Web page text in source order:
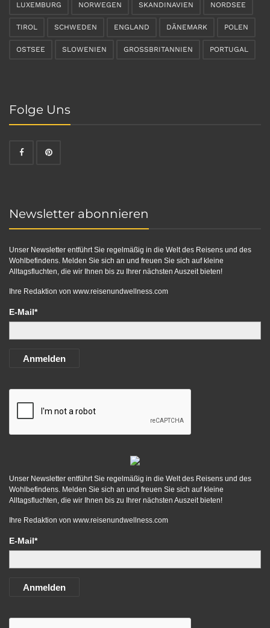
LUXEMBURG NORWEGEN SKANDINAVIEN NORDSEE
TIROL SCHWEDEN ENGLAND DÄNEMARK POLEN
OSTSEE SLOWENIEN GROSSBRITANNIEN PORTUGAL
Folge Uns
Newsletter abonnieren
Unser Newsletter entführt Sie regelmäßig in die Welt des Reisens und des
Wohlbefindens. Melden Sie sich an und freuen Sie sich auf kleine
Alltagsfluchten, die wir Ihnen bis zu Ihrer nächsten Auszeit bieten!
Ihre Redaktion von www.reisenundwellness.com
E-Mail*
Anmelden
Unser Newsletter entführt Sie regelmäßig in die Welt des Reisens und des
Wohlbefindens. Melden Sie sich an und freuen Sie sich auf kleine
Alltagsfluchten, die wir Ihnen bis zu Ihrer nächsten Auszeit bieten!
Ihre Redaktion von www.reisenundwellness.com
E-Mail*
Anmelden